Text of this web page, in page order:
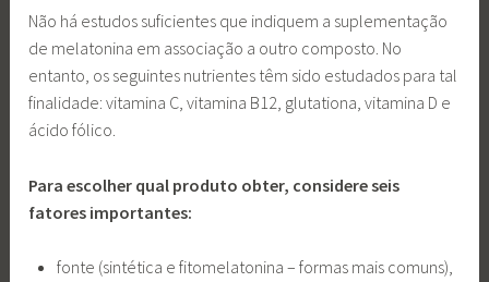
Não há estudos suficientes que indiquem a suplementação
de melatonina em associação a outro composto. No
entanto, os seguintes nutrientes têm sido estudados para tal
finalidade: vitamina C, vitamina B12, glutationa, vitamina D e
ácido fólico.
Para escolher qual produto obter, considere seis
fatores importantes:
fonte (sintética e fitomelatonina – formas mais comuns),